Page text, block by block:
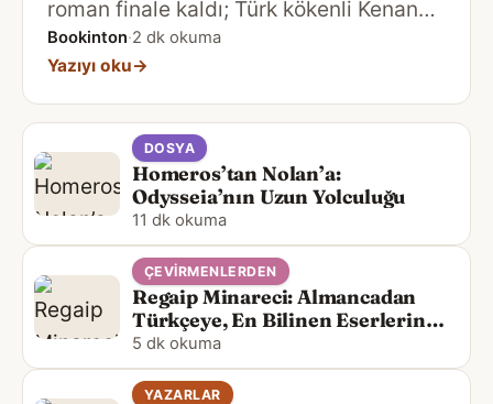
roman finale kaldı; Türk kökenli Kenan
Orhan'ın The Renovation'ı da listede.
Bookinton·2 dk okuma
Yazıyı oku→
DOSYA
Homeros’tan Nolan’a:
Odysseia’nın Uzun Yolculuğu
11 dk okuma
ÇEVIRMENLERDEN
Regaip Minareci: Almancadan
Türkçeye, En Bilinen Eserlerin
Çevirmeni
5 dk okuma
YAZARLAR